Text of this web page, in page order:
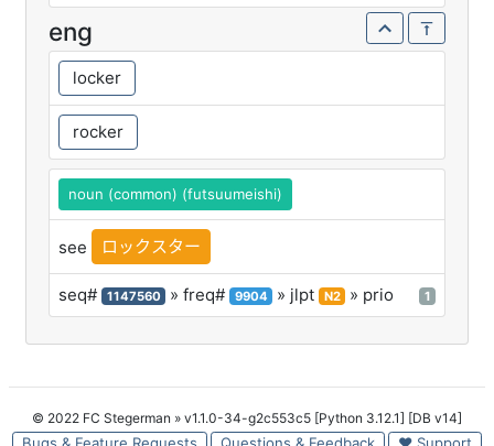
eng
locker
rocker
noun (common) (futsuumeishi)
see ロックスター
seq# 1147560 » freq# 9904 » jlpt N2 » prio 1
© 2022 FC Stegerman » v1.1.0-34-g2c553c5 [Python 3.12.1] [DB v14]
Bugs & Feature Requests Questions & Feedback ♥ Support